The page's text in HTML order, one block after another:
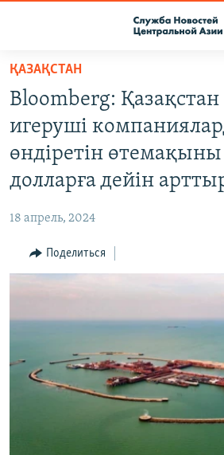
Вернуться
основному
содержанию
Вернутся
главной
Вернутся
поиску
О ПРОЕКТЕ
КОНТАКТЫ
МИГРАНТ МЕДИА
ҚАЗАҚСТАН
Bloomberg:
игеруші
өндіретін
долларға дейін
18 апрель, 2024
Поделиться